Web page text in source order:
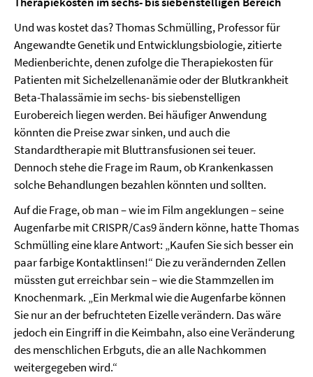
Und was kostet das? Thomas Schmülling, Professor für
Angewandte Genetik und Entwicklungsbiologie, zitierte
Medienberichte, denen zufolge die Therapiekosten für
Patienten mit Sichelzellenanämie oder der Blutkrankheit
Beta-Thalassämie im sechs- bis siebenstelligen
Eurobereich liegen werden. Bei häufiger Anwendung
könnten die Preise zwar sinken, und auch die
Standardtherapie mit Bluttransfusionen sei teuer.
Dennoch stehe die Frage im Raum, ob Krankenkassen
solche Behandlungen bezahlen könnten und sollten.
Auf die Frage, ob man – wie im Film angeklungen – seine
Augenfarbe mit CRISPR/Cas9 ändern könne, hatte Thomas
Schmülling eine klare Antwort: „Kaufen Sie sich besser ein
paar farbige Kontaktlinsen!“ Die zu verändernden Zellen
müssten gut erreichbar sein – wie die Stammzellen im
Knochenmark. „Ein Merkmal wie die Augenfarbe können
Sie nur an der befruchteten Eizelle verändern. Das wäre
jedoch ein Eingriff in die Keimbahn, also eine Veränderung
des menschlichen Erbguts, die an alle Nachkommen
weitergegeben wird.“